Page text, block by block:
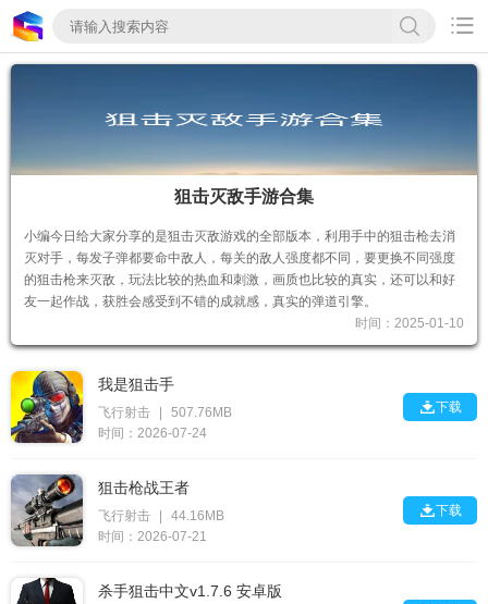

狙击灭敌手游合集
小编今日给大家分享的是狙击灭敌游戏的全部版本，利用手中的狙击枪去消
灭对手，每发子弹都要命中敌人，每关的敌人强度都不同，要更换不同强度
的狙击枪来灭敌，玩法比较的热血和刺激，画质也比较的真实，还可以和好
友一起作战，获胜会感受到不错的成就感，真实的弹道引擎。
时间：2025-01-10
我是狙击手
飞行射击
507.76MB
时间：2026-07-24
下载
狙击枪战王者
飞行射击
44.16MB
时间：2026-07-21
下载
杀手狙击中文v1.7.6 安卓版